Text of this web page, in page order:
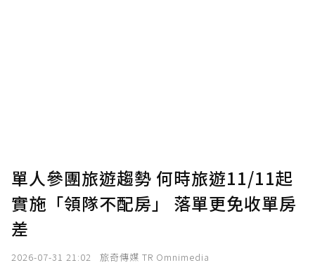
單人參團旅遊趨勢 何時旅遊11/11起
實施「領隊不配房」 落單更免收單房
差
2026-07-31 21:02 旅奇傳媒 TR Omnimedia